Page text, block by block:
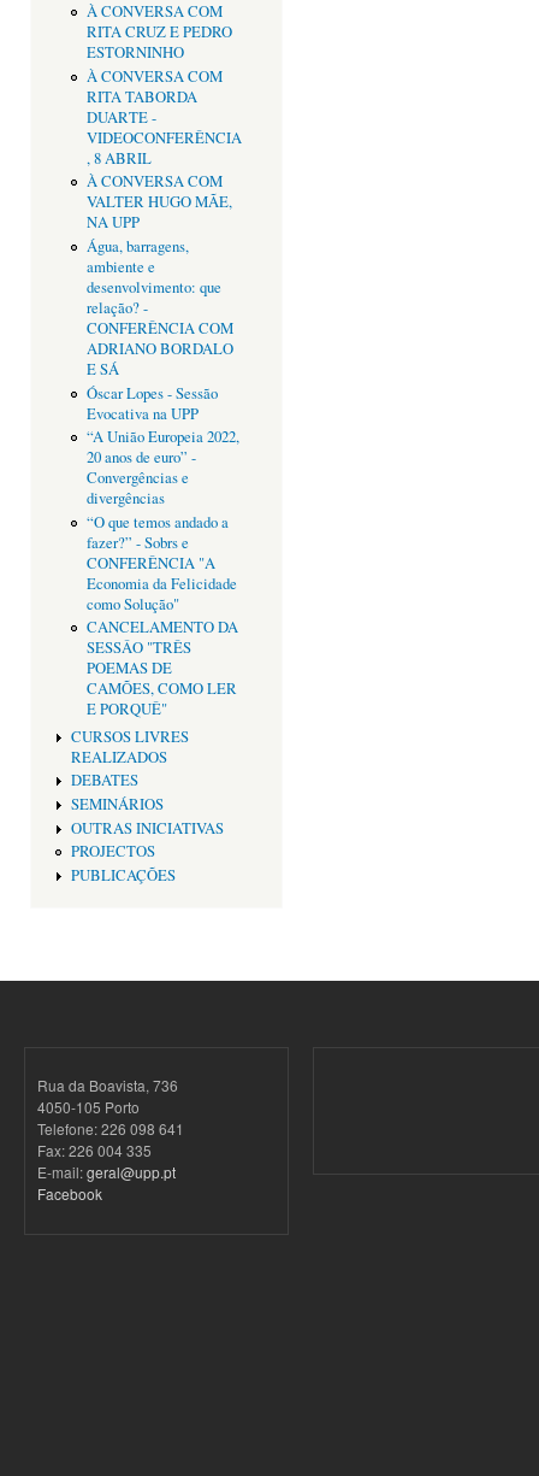
À CONVERSA COM
RITA CRUZ E PEDRO
ESTORNINHO
À CONVERSA COM
RITA TABORDA
DUARTE -
VIDEOCONFERÊNCIA
, 8 ABRIL
À CONVERSA COM
VALTER HUGO MÃE,
NA UPP
Água, barragens,
ambiente e
desenvolvimento: que
relação? -
CONFERÊNCIA COM
ADRIANO BORDALO
E SÁ
Óscar Lopes - Sessão
Evocativa na UPP
“A União Europeia 2022,
20 anos de euro” -
Convergências e
divergências
“O que temos andado a
fazer?” - Sobrs e
CONFERÊNCIA "A
Economia da Felicidade
como Solução"
CANCELAMENTO DA
SESSÂO "TRÊS
POEMAS DE
CAMÕES, COMO LER
E PORQUÊ"
CURSOS LIVRES
REALIZADOS
DEBATES
SEMINÁRIOS
OUTRAS INICIATIVAS
PROJECTOS
PUBLICAÇÕES
Rua da Boavista, 736
4050-105 Porto
Telefone: 226 098 641
Fax: 226 004 335
E-mail:geral@upp.pt
Facebook